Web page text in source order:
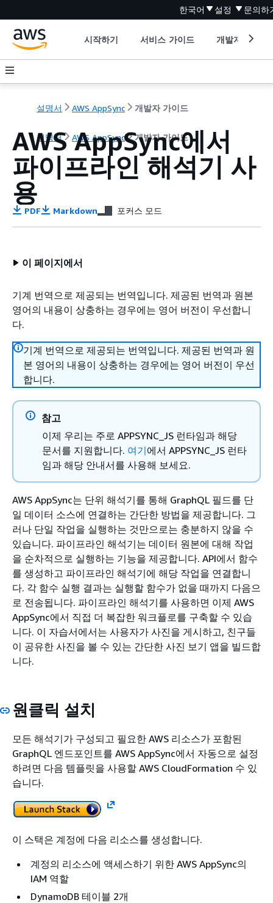
한국어 설정 문의하
시작하기 서비스 가이드 개발자 도구
설명서 AWS AppSync 개발자 가이드
설명서 AWS AppSync 개발자 가이드
AWS AppSync에서
파이프라인 해석기 사
용
PDF Markdown 포커스 모드
이 페이지에서
기계 번역으로 제공되는 번역입니다. 제공된 번역과 원본
영어의 내용이 상충하는 경우에는 영어 버전이 우선합니
다.
기계 번역으로 제공되는 번역입니다. 제공된 번역과 원
본 영어의 내용이 상충하는 경우에는 영어 버전이 우선
합니다.
참고
이제 우리는 주로 APPSYNC_JS 런타임과 해당
문서를 지원합니다. 여기에서 APPSYNC_JS 런타
임과 해당 안내서를 사용해 보세요.
AWS AppSync는 단위 해석기를 통해 GraphQL 필드를 단
일 데이터 소스에 연결하는 간단한 방법을 제공합니다. 그
러나 단일 작업을 실행하는 것만으로는 충분하지 않을 수
있습니다. 파이프라인 해석기는 데이터 원본에 대해 작업
을 순차적으로 실행하는 기능을 제공합니다. API에서 함수
를 생성하고 파이프라인 해석기에 해당 작업을 연결합니
다. 각 함수 실행 결과는 실행할 함수가 없을 때까지 다음으
로 전송됩니다. 파이프라인 해석기를 사용하면 이제 AWS
AppSync에서 직접 더 복잡한 워크플로를 구축할 수 있습
니다. 이 자습서에서는 사용자가 사진을 게시하고, 친구들
이 공유한 사진을 볼 수 있는 간단한 사진 보기 앱을 빌드합
니다.
원클릭 설치
모든 해석기가 구성되고 필요한 AWS 리소스가 포함된
GraphQL 엔드포인트를 AWS AppSync에서 자동으로 설정
하려면 다음 템플릿을 사용할 AWS CloudFormation 수 있
습니다.
이 스택은 계정에 다음 리소스를 생성합니다.
계정의 리소스에 액세스하기 위한 AWS AppSync의
IAM 역할
DynamoDB 테이블 2개